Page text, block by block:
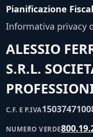
Pianificazione
Informativa privacy
ALESSIO
S.R.L.
C.F. E P.IVA
NUMERO VERDE